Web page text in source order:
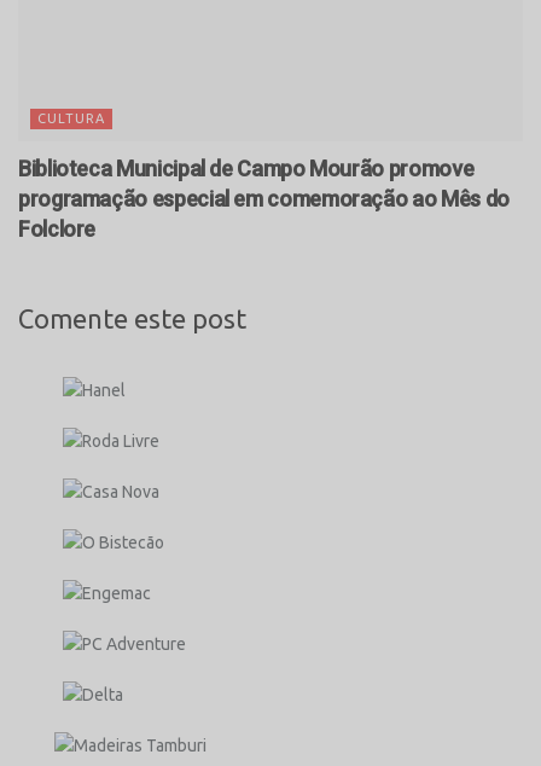
CULTURA
Biblioteca Municipal de Campo Mourão promove
programação especial em comemoração ao Mês do
Folclore
Comente este post